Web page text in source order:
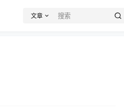
文章